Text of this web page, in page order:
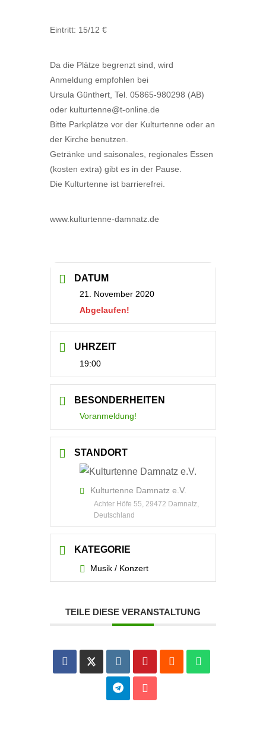
Eintritt: 15/12 €
Da die Plätze begrenzt sind, wird
Anmeldung empfohlen bei
Ursula Günthert, Tel. 05865-980298 (AB)
oder kulturtenne@t-online.de
Bitte Parkplätze vor der Kulturtenne oder an
der Kirche benutzen.
Getränke und saisonales, regionales Essen
(kosten extra) gibt es in der Pause.
Die Kulturtenne ist barrierefrei.
www.kulturtenne-damnatz.de
DATUM
21. November 2020
Abgelaufen!
UHRZEIT
19:00
BESONDERHEITEN
Voranmeldung!
STANDORT
Kulturtenne Damnatz e.V.
Achter Höfe 55, 29472 Damnatz,
Deutschland
KATEGORIE
Musik / Konzert
TEILE DIESE VERANSTALTUNG